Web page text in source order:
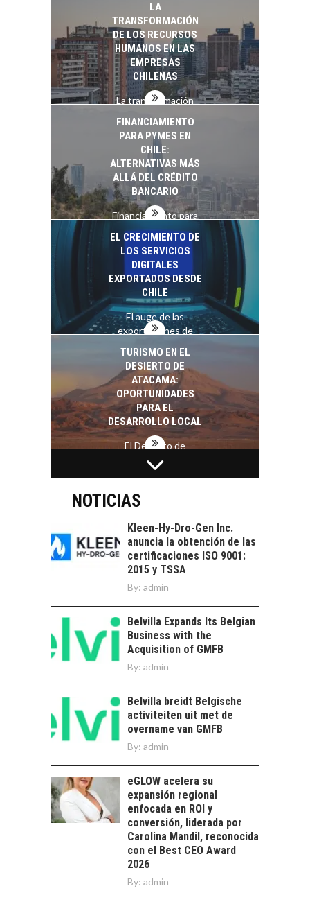
startups…
LA
TRANSFORMACIÓN
DE LOS RECURSOS
HUMANOS EN LAS
EMPRESAS
CHILENAS
La transformación
recursos humanos en
las empresas…
FINANCIAMIENTO
PARA PYMES EN
CHILE:
ALTERNATIVAS MÁS
ALLÁ DEL CRÉDITO
BANCARIO
Financiamiento para
pymes en Chile:
alternativas que
trascienden el
crédito…
EL CRECIMIENTO DE
LOS SERVICIOS
DIGITALES
EXPORTADOS DESDE
CHILE
El auge de las
exportaciones de
Chile:…
TURISMO EN EL
DESIERTO DE
ATACAMA:
OPORTUNIDADES
PARA EL
DESARROLLO LOCAL
El Desierto de
Atacama: Motor
Estratégico para el
LA INDUSTRIA
MINERA CHILENA
FRENTE AL DESAFÍO
SOSTENIBILIDAD
Minería chilena: un
pilar estratégico ante
el reto ineludible de…
CAPITAL DE RIESGO
OPORTUNIDADES
PARA STARTUPS Y
NUEVOS NEGOCIOS
Capital de riesgo en
innovación para
startups…
LA
TRANSFORMACIÓN
DE LOS RECURSOS
HUMANOS EN LAS
EMPRESAS
CHILENAS
La transformación
estratégica de los
recursos humanos en
las empresas…
FINANCIAMIENTO
PARA PYMES EN
CHILE:
ALTERNATIVAS MÁS
ALLÁ DEL CRÉDITO
BANCARIO
NOTICIAS
Kleen-Hy-Dro-Gen Inc.
anuncia la obtención de las
certificaciones ISO 9001:
2015 y TSSA
By: admin
Belvilla Expands Its Belgian
Business with the
Acquisition of GMFB
By: admin
Belvilla breidt Belgische
activiteiten uit met de
overname van GMFB
By: admin
eGLOW acelera su
expansión regional
enfocada en ROI y
conversión, liderada por
Carolina Mandil, reconocida
con el Best CEO Award
2026
By: admin